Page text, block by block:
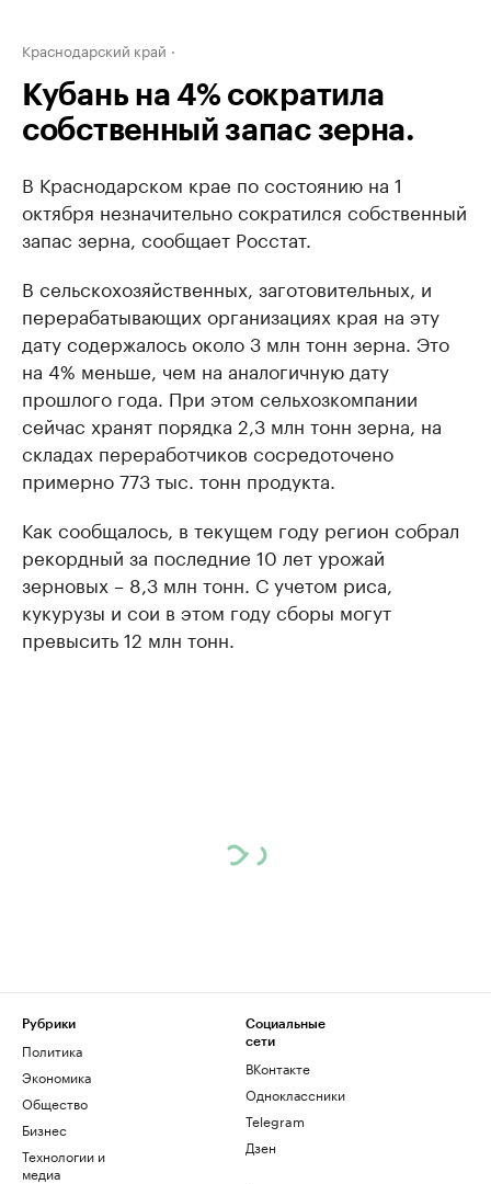
Краснодарский край
Кубань на 4% сократила
собственный запас зерна.
В Краснодарском крае по состоянию на 1
октября незначительно сократился собственный
запас зерна, сообщает Росстат.
В сельскохозяйственных, заготовительных, и
перерабатывающих организациях края на эту
дату содержалось около 3 млн тонн зерна. Это
на 4% меньше, чем на аналогичную дату
прошлого года. При этом сельхозкомпании
сейчас хранят порядка 2,3 млн тонн зерна, на
складах переработчиков сосредоточено
примерно 773 тыс. тонн продукта.
Как сообщалось, в текущем году регион собрал
рекордный за последние 10 лет урожай
зерновых – 8,3 млн тонн. С учетом риса,
кукурузы и сои в этом году сборы могут
превысить 12 млн тонн.
Рубрики
Политика
Экономика
Общество
Бизнес
Технологии и
медиа
Социальные
сети
ВКонтакте
Одноклассники
Telegram
Дзен